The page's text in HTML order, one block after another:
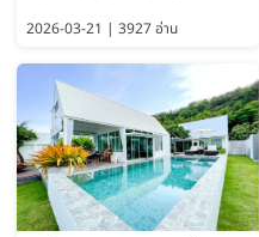
พักได้ อัปเดต 2569
2026-03-21 | 3927 อ่าน